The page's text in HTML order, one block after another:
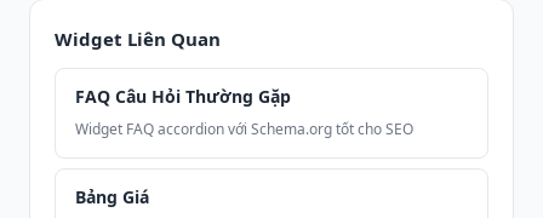
Widget Liên Quan
FAQ Câu Hỏi Thường Gặp
Widget FAQ accordion với Schema.org tốt cho SEO
Bảng Giá